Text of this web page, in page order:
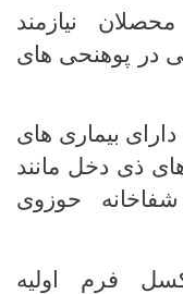
نیازمند
در پوهنحی های
بیماری های
ذی دخل مانند
حوزوی
فرم اولیه